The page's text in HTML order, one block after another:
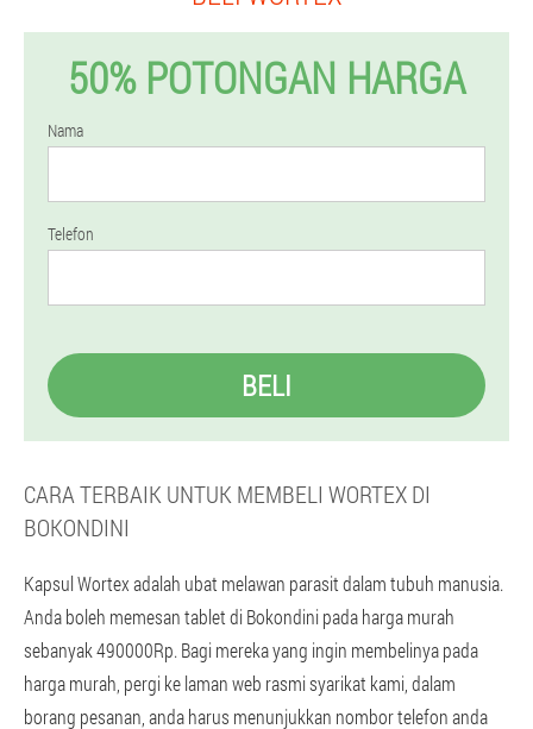
50% POTONGAN HARGA
Nama
Telefon
BELI
CARA TERBAIK UNTUK MEMBELI WORTEX DI
BOKONDINI
Kapsul Wortex adalah ubat melawan parasit dalam tubuh manusia.
Anda boleh memesan tablet di Bokondini pada harga murah
sebanyak 490000Rp. Bagi mereka yang ingin membelinya pada
harga murah, pergi ke laman web rasmi syarikat kami, dalam
borang pesanan, anda harus menunjukkan nombor telefon anda